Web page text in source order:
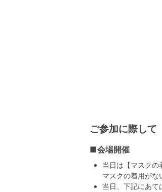
ご参加に際して
■会場開催
当日は【マスクの
マスクの着用がな
当日、下記にあて